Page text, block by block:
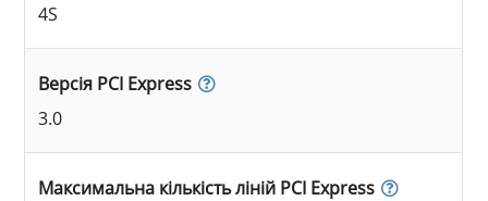
4S
Версія PCI Express
3.0
Максимальна кількість ліній PCI Express